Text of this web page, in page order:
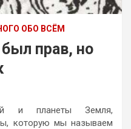
ОБО ВСЁМ
прав, но
и планеты Земля,
которую мы называем